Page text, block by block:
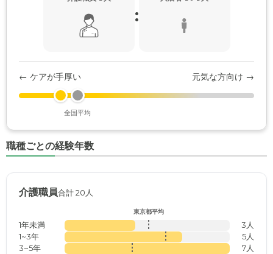
:
← ケアが手厚い 元気な方向け →
全国平均
職種ごとの経験年数
介護職員合計 20人
東京都平均
1年未満
3人
1~3年
5人
3~5年
7人